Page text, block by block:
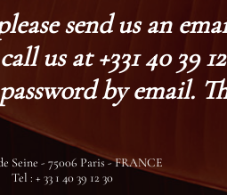
send us an
us at +331 40 39
by email.
Seine - 75006 Paris - FRANCE
Tel : + 33 1 40 39 12 30